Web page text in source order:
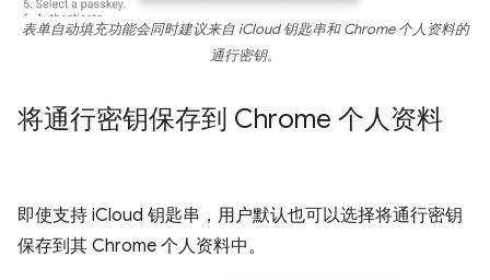
表单自动填充功能会同时建议来自 iCloud 钥匙串和 Chrome 个人资料的
通行密钥。
将通行密钥保存到 Chrome 个人资料
即使支持 iCloud 钥匙串，用户默认也可以选择将通行密钥
保存到其 Chrome 个人资料中。